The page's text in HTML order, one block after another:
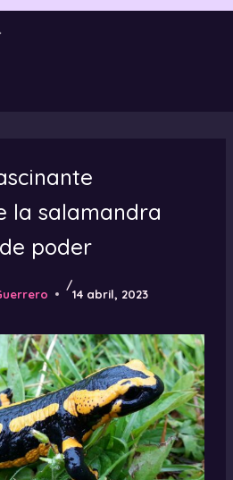
la salamandra
poder
/
14 abril, 2023